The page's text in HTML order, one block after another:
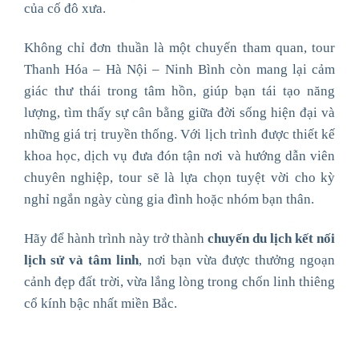
của cố đô xưa.
Không chỉ đơn thuần là một chuyến tham quan, tour
Thanh Hóa – Hà Nội – Ninh Bình còn mang lại cảm
giác thư thái trong tâm hồn, giúp bạn tái tạo năng
lượng, tìm thấy sự cân bằng giữa đời sống hiện đại và
những giá trị truyền thống. Với lịch trình được thiết kế
khoa học, dịch vụ đưa đón tận nơi và hướng dẫn viên
chuyên nghiệp, tour sẽ là lựa chọn tuyệt vời cho kỳ
nghỉ ngắn ngày cùng gia đình hoặc nhóm bạn thân.
Hãy để hành trình này trở thànhchuyến du lịch kết nối
lịch sử và tâm linh, nơi bạn vừa được thưởng ngoạn
cảnh đẹp đất trời, vừa lắng lòng trong chốn linh thiêng
cổ kính bậc nhất miền Bắc.